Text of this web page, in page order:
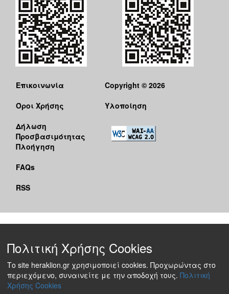
Επικοινωνία
Όροι Χρήσης
Δήλωση
Προσβασιμότητας
Πλοήγηση
FAQs
RSS
Copyright © 2026
Υλοποίηση
Πολιτική Χρήσης Cookies
Το site heraklion.gr χρησιμοποιεί cookies. Προχωρώντας στο
περιεχόμενο, συναινείτε με την αποδοχή τους. Πολιτική
Χρήσης Cookies